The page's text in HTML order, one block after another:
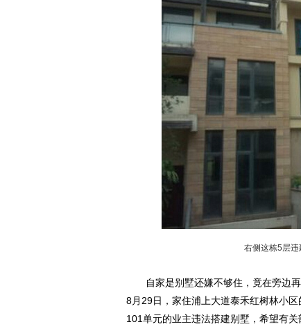
右侧这栋5层
自家是别墅还嫌不够住，竟在旁边再
8月29日，家住浦上大道泰禾红树林小
101单元的业主违法搭建别墅，希望有关